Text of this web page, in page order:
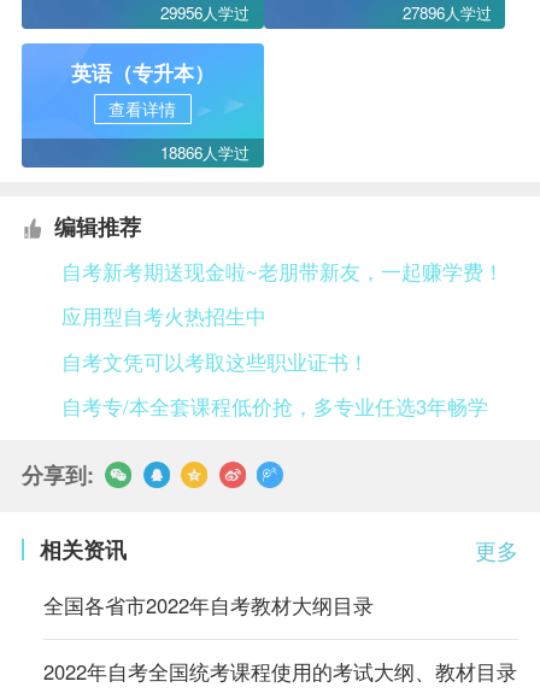
29956人学过 27896人学过
英语（专升本）
查看详情
18866人学过
编辑推荐
自考新考期送现金啦~老朋带新友，一起赚学费！
应用型自考火热招生中
自考文凭可以考取这些职业证书！
自考专/本全套课程低价抢，多专业任选3年畅学
分享到:
更多
相关资讯
全国各省市2022年自考教材大纲目录
2022年自考全国统考课程使用的考试大纲、教材目录